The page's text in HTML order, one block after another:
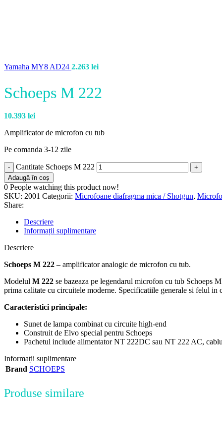
Yamaha MY8 AD24 2.263 lei
Schoeps M 222
10.393 lei
Amplificator de microfon cu tub
Pe comanda 3-12 zile
Cantitate Schoeps M 222
Adaugă în coș
0 People watching this product now!
SKU: 2001 Categorii: Microfoane diafragma mica / Shotgun,
Share:
Descriere
Informații suplimentare
Descriere
Schoeps M 222 – amplificator analogic de microfon cu tub.
Modelul M 222 se bazeaza pe legendarul microfon cu tub Schoeps
prima calitate cu circuitele moderne. Specificatiile generale si felul in
Caracteristici principale:
Sunet de lampa combinat cu circuite high-end
Construit de Elvo special pentru Schoeps
Pachetul include alimentator NT 222DC sau NT 222 AC,
Informații suplimentare
Brand SCHOEPS
Produse similare